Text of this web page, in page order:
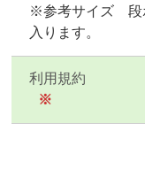
※参考サイズ 段
入ります。
利用規約
※